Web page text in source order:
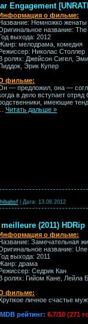
Engagement
о фильме:
Немножко женаты
название:
выхода: 2012
мелодрама, комедия
Николас Столлер
ролях: Джейсон Сигел,
Эрик Купер
фильме:
— предложил, она —
в дело вступает
имеющие
Читать дальше »
Дата: 13.08.2012
(2011) HDRip
о фильме:
Замечательная
название:
выхода: 2011
драма
Седрик Кан
ролях: Гийом Кане, Лейла
фильме:
личное счастье
рейтинг: 6.7/10 (271